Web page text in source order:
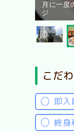
月に一度
ジ
こだ
即入
終身